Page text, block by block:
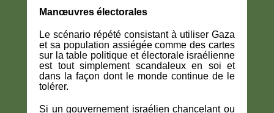
Manœuvres électorales
Le scénario répété consistant à utiliser Gaza
et sa population assiégée comme des cartes
sur la table politique et électorale israélienne
est tout simplement scandaleux en soi et
dans la façon dont le monde continue de le
tolérer.
Si un gouvernement israélien chancelant ou